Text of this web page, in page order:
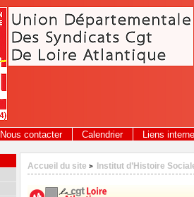
Nous contacter Calendrier Liens
Accueil du site > Institut d’Histoire